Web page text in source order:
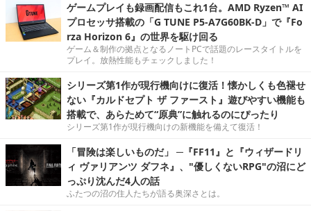
ゲームプレイも録画配信もこれ1台。AMD Ryzen™ AI
プロセッサ搭載の「G TUNE P5-A7G60BK-D」で『Fo
rza Horizon 6』の世界を駆け回る
ゲーム＆制作の拠点となるノートPCで話題のレースタイトルを
プレイ。放熱性能もチェックしました！
シリーズ第1作が現行機向けに復活！懐かしくも色褪せ
ない『カルドセプト ザ ファースト』遊びやすい機能も
搭載で、あらためて“原典”に触れるのにぴったり
シリーズ第1作が現行機向けの新機能を備えて復活！
「冒険は楽しいものだ」 ─『FF11』と『ウィザードリ
ィ ヴァリアンツ ダフネ』、"優しくないRPG"の沼にど
っぷり沈んだ4人の話
ふたつの沼の住人たちが語る奥深さとは。